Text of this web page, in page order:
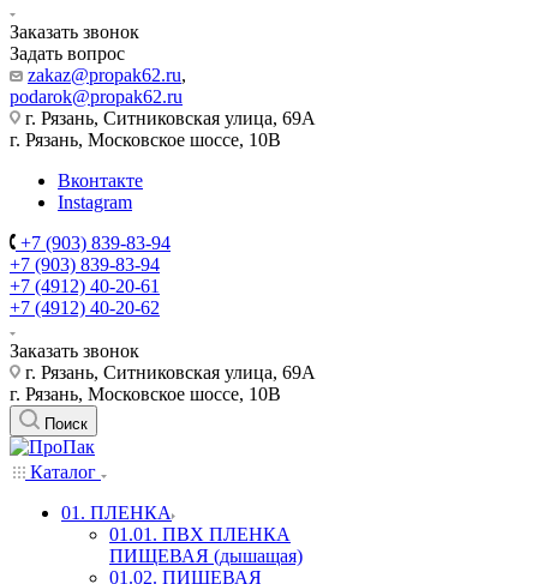
Заказать звонок
Задать вопрос
zakaz@propak62.ru,
podarok@propak62.ru
г. Рязань, Ситниковская улица, 69А
г. Рязань, Московское шоссе, 10В
Вконтакте
Instagram
+7 (903) 839-83-94
+7 (903) 839-83-94
+7 (4912) 40-20-61
+7 (4912) 40-20-62
Заказать звонок
г. Рязань, Ситниковская улица, 69А
г. Рязань, Московское шоссе, 10В
Поиск
Каталог
01. ПЛЕНКА
01.01. ПВХ ПЛЕНКА
ПИЩЕВАЯ (дышащая)
01.02. ПИЩЕВАЯ